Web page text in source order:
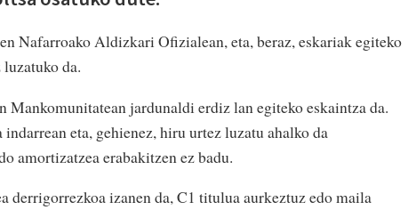
Nafarroako Aldizkari Ofizialean, eta, beraz, eskariak egiteko
da.
jardunaldi erdiz lan egiteko eskaintza da.
eta, gehienez, hiru urtez luzatu ahalko da
amortizatzea erabakitzen ez badu.
derrigorrezkoa izanen da, C1 titulua aurkeztuz edo maila